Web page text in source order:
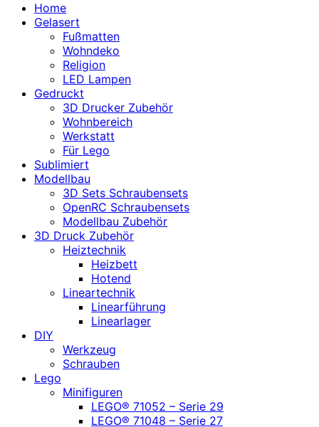
Home
Gelasert
Fußmatten
Wohndeko
Religion
LED Lampen
Gedruckt
3D Drucker Zubehör
Wohnbereich
Werkstatt
Für Lego
Sublimiert
Modellbau
3D Sets Schraubensets
OpenRC Schraubensets
Modellbau Zubehör
3D Druck Zubehör
Heiztechnik
Heizbett
Hotend
Lineartechnik
Linearführung
Linearlager
DIY
Werkzeug
Schrauben
Lego
Minifiguren
LEGO® 71052 – Serie 29
LEGO® 71048 – Serie 27